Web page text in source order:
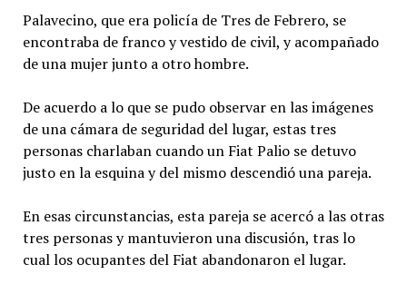
Palavecino, que era policía de Tres de Febrero, se
encontraba de franco y vestido de civil, y acompañado
de una mujer junto a otro hombre.
De acuerdo a lo que se pudo observar en las imágenes
de una cámara de seguridad del lugar, estas tres
personas charlaban cuando un Fiat Palio se detuvo
justo en la esquina y del mismo descendió una pareja.
En esas circunstancias, esta pareja se acercó a las otras
tres personas y mantuvieron una discusión, tras lo
cual los ocupantes del Fiat abandonaron el lugar.